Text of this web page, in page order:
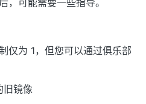
，可能需要一些指导。
仅为 1，但您可以通过俱乐部
旧镜像